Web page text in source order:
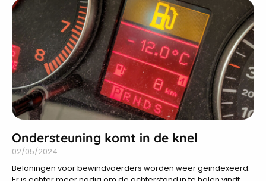
Ondersteuning komt in de knel
02/05/2024
Beloningen voor bewindvoerders worden weer geïndexeerd.